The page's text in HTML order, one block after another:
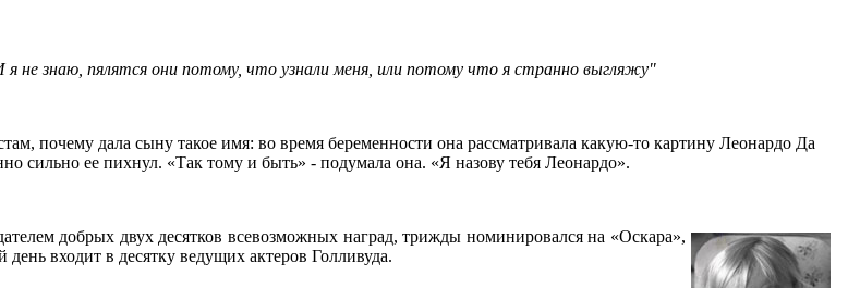
не знаю, пялятся они потому, что узнали меня, или потому что я странно выгляжу"
почему дала сыну такое имя: во время беременности она рассматривала какую-то картину Леонардо Да
сильно ее пихнул. «Так тому и быть» - подумала она. «Я назову тебя Леонардо».
добрых двух десятков всевозможных наград, трижды номинировался на «Оскара»,
день входит в десятку ведущих актеров Голливуда.